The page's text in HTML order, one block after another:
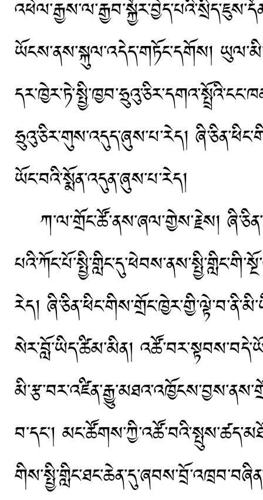
ཡོངས་ནས་སྐུལ་འདེད་གཏོང་དགོས།
ཧྲུའུ་ཅིར་གུས་འདུད་ཞུས་པ་རེད།
ཡོང་བའི་སྨོན་འདུན་ཞུས་པ་རེད།
ཀ་ལ་གྲོང་ཚོ་ནས་ཞལ་གྱེས་རྗེས།
རེད།
སེར་བློ་ཡིད་ཚིམ་མིན།
བ་དང་།